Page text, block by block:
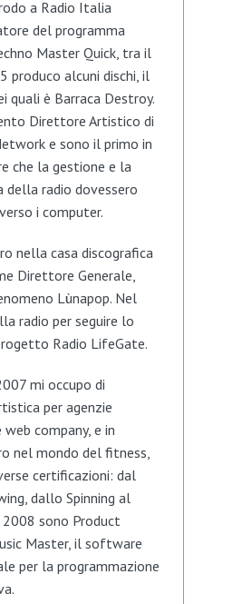
a Radio Italia
del programma
Master Quick, tra il
produco alcuni dischi, il
quali è Barraca Destroy.
Direttore Artistico di
e sono il primo in
che la gestione e la
della radio dovessero
i computer.
nella casa discografica
Direttore Generale,
Lùnapop. Nel
radio per seguire lo
Radio LifeGate.
mi occupo di
per agenzie
company, e in
nel mondo del fitness,
certificazioni: dal
dallo Spinning al
2008 sono Product
Master, il software
per la programmazione